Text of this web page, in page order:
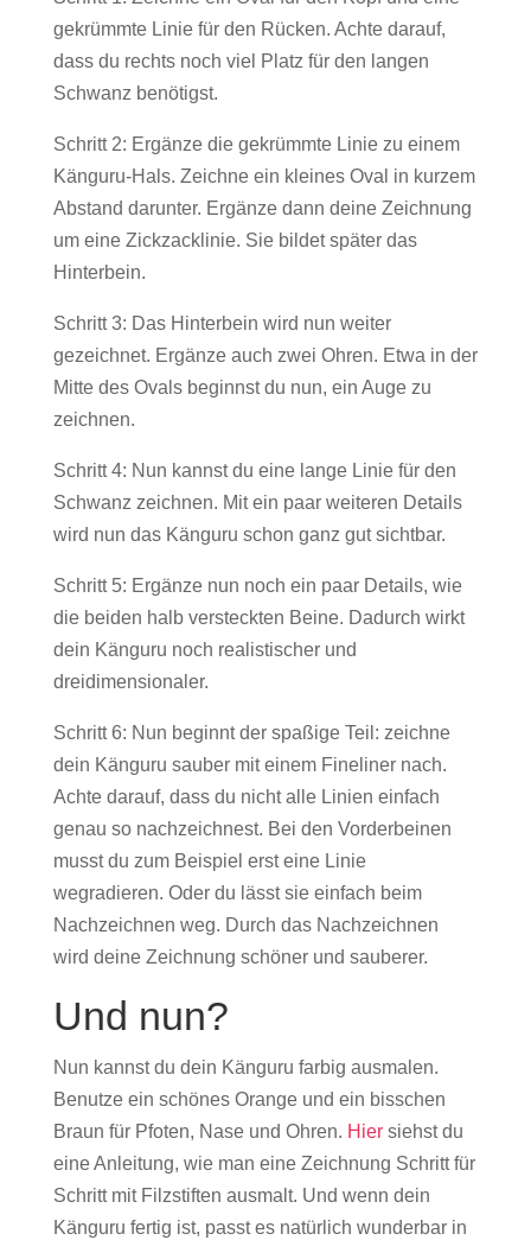
gekrümmte Linie für den Rücken. Achte darauf,
dass du rechts noch viel Platz für den langen
Schwanz benötigst.
Schritt 2: Ergänze die gekrümmte Linie zu einem
Känguru-Hals. Zeichne ein kleines Oval in kurzem
Abstand darunter. Ergänze dann deine Zeichnung
um eine Zickzacklinie. Sie bildet später das
Hinterbein.
Schritt 3: Das Hinterbein wird nun weiter
gezeichnet. Ergänze auch zwei Ohren. Etwa in der
Mitte des Ovals beginnst du nun, ein Auge zu
zeichnen.
Schritt 4: Nun kannst du eine lange Linie für den
Schwanz zeichnen. Mit ein paar weiteren Details
wird nun das Känguru schon ganz gut sichtbar.
Schritt 5: Ergänze nun noch ein paar Details, wie
die beiden halb versteckten Beine. Dadurch wirkt
dein Känguru noch realistischer und
dreidimensionaler.
Schritt 6: Nun beginnt der spaßige Teil: zeichne
dein Känguru sauber mit einem Fineliner nach.
Achte darauf, dass du nicht alle Linien einfach
genau so nachzeichnest. Bei den Vorderbeinen
musst du zum Beispiel erst eine Linie
wegradieren. Oder du lässt sie einfach beim
Nachzeichnen weg. Durch das Nachzeichnen
wird deine Zeichnung schöner und sauberer.
Und nun?
Nun kannst du dein Känguru farbig ausmalen.
Benutze ein schönes Orange und ein bisschen
Braun für Pfoten, Nase und Ohren. Hiersiehst du
eine Anleitung, wie man eine Zeichnung Schritt für
Schritt mit Filzstiften ausmalt. Und wenn dein
Känguru fertig ist, passt es natürlich wunderbar in